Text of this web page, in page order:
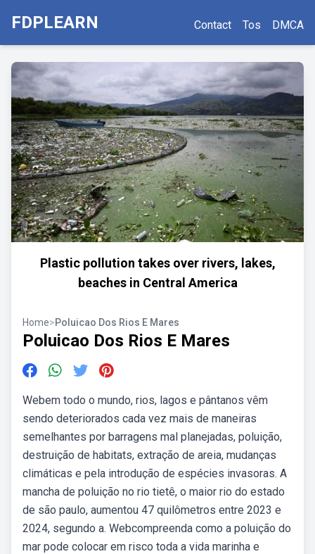
FDPLEARN Contact Tos DMCA
Plastic pollution takes over rivers, lakes,
beaches in Central America
Home>Poluicao Dos Rios E Mares
Poluicao Dos Rios E Mares
Webem todo o mundo, rios, lagos e pântanos vêm
sendo deteriorados cada vez mais de maneiras
semelhantes por barragens mal planejadas, poluição,
destruição de habitats, extração de areia, mudanças
climáticas e pela introdução de espécies invasoras. A
mancha de poluição no rio tietê, o maior rio do estado
de são paulo, aumentou 47 quilômetros entre 2023 e
2024, segundo a. Webcompreenda como a poluição do
mar pode colocar em risco toda a vida marinha e